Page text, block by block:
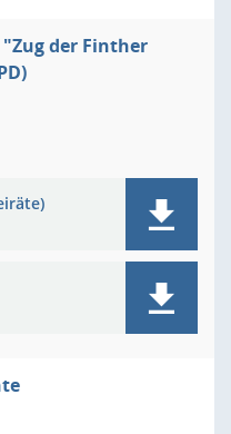
der Finther